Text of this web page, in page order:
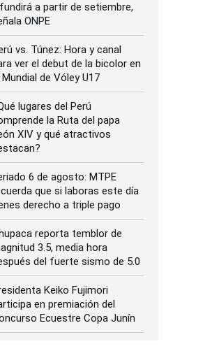
a partir de setiembre,
ONPE
vs. Túnez: Hora y canal
ver el debut de la bicolor en
Mundial de Vóley U17
lugares del Perú
la Ruta del papa
XIV y qué atractivos
6 de agosto: MTPE
que si laboras este día
derecho a triple pago
reporta temblor de
3.5, media hora
del fuerte sismo de 5.0
Keiko Fujimori
en premiación del
Ecuestre Copa Junín